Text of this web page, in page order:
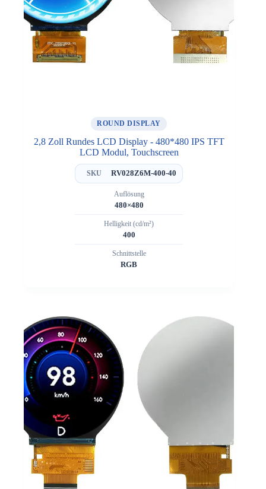
ROUND DISPLAY
2,8 Zoll Rundes LCD Display - 480*480 IPS TFT
LCD Modul, Touchscreen
SKU RV028Z6M-400-40
Auflösung
480×480
Helligkeit (cd/m²)
400
Schnittstelle
RGB